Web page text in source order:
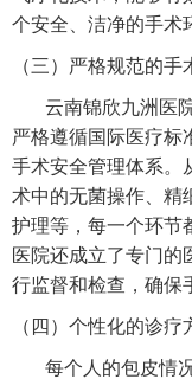
个安全、洁净的手术
（三）严格规范的手
云南锦欣九洲医
严格遵循国际医疗标
手术安全管理体系。
术中的无菌操作、精
护理等，每一个环节
医院还成立了专门的
行监督和检查，确保
（四）个性化的诊疗
每个人的包皮情